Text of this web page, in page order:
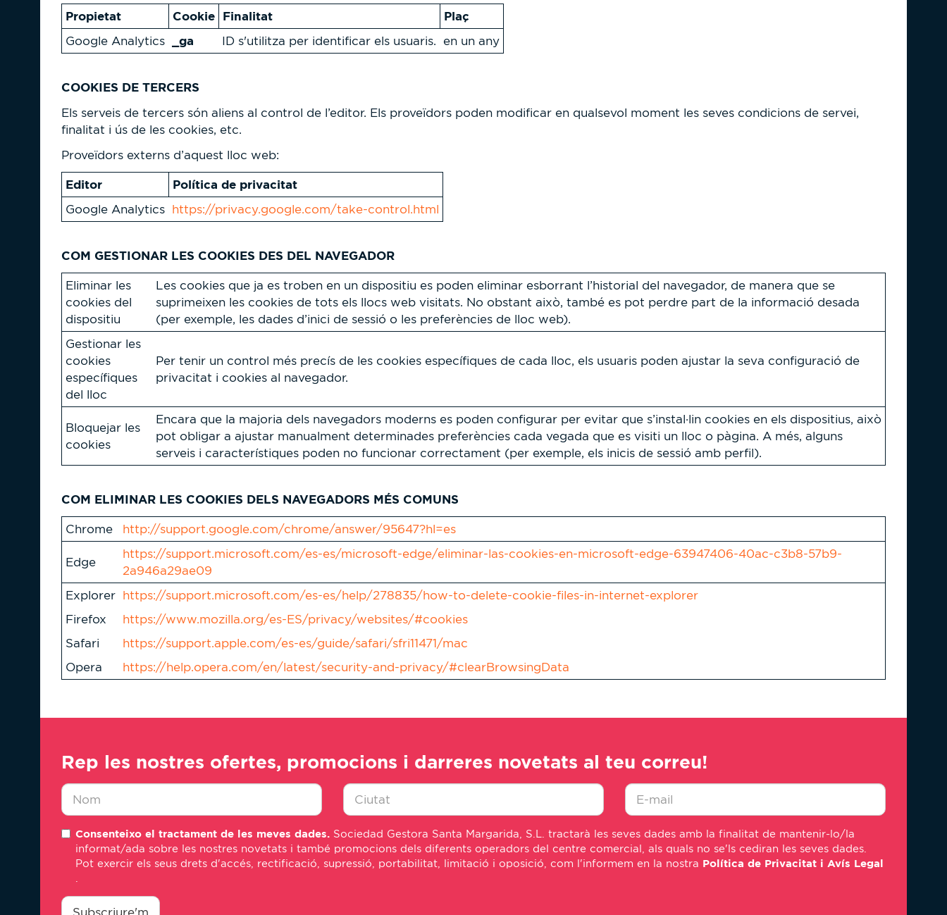
Propietat Cookie Finalitat Plaç
Google Analytics _ga ID s'utilitza per identificar els usuaris. en un any
COOKIES DE TERCERS
Els serveis de tercers són aliens al control de l’editor. Els proveïdors poden modificar en qualsevol moment les seves condicions de servei,
finalitat i ús de les cookies, etc.
Proveïdors externs d’aquest lloc web:
Editor Política de privacitat
Google Analytics https://privacy.google.com/take-control.html
COM GESTIONAR LES COOKIES DES DEL NAVEGADOR
Eliminar les
cookies del
dispositiu
Les cookies que ja es troben en un dispositiu es poden eliminar esborrant l’historial del navegador, de manera que se
suprimeixen les cookies de tots els llocs web visitats. No obstant això, també es pot perdre part de la informació desada
(per exemple, les dades d’inici de sessió o les preferències de lloc web).
Gestionar les
cookies
específiques
del lloc
Per tenir un control més precís de les cookies específiques de cada lloc, els usuaris poden ajustar la seva configuració de
privacitat i cookies al navegador.
Bloquejar les
cookies
Encara que la majoria dels navegadors moderns es poden configurar per evitar que s’instal·lin cookies en els dispositius, això
pot obligar a ajustar manualment determinades preferències cada vegada que es visiti un lloc o pàgina. A més, alguns
serveis i característiques poden no funcionar correctament (per exemple, els inicis de sessió amb perfil).
COM ELIMINAR LES COOKIES DELS NAVEGADORS MÉS COMUNS
Chrome http://support.google.com/chrome/answer/95647?hl=es
Edge
https://support.microsoft.com/es-es/microsoft-edge/eliminar-las-cookies-en-microsoft-edge-63947406-40ac-c3b8-57b9-
2a946a29ae09
Explorer
https://support.microsoft.com/es-es/help/278835/how-to-delete-cookie-files-in-internet-explorer
Firefox
https://www.mozilla.org/es-ES/privacy/websites/#cookies
Safari
https://support.apple.com/es-es/guide/safari/sfri11471/mac
Opera
https://help.opera.com/en/latest/security-and-privacy/#clearBrowsingData
Rep les nostres ofertes, promocions i darreres novetats al teu correu!
*
*
mail
Consenteixo el tractament de les meves dades. Sociedad Gestora Santa Margarida, S.L. tractarà les seves dades amb la finalitat de mantenir-lo/la
informat/ada sobre les nostres novetats i també promocions dels diferents operadors del centre comercial, als quals no se'ls cediran les seves dades.
Pot exercir els seus drets d'accés, rectificació, supressió, portabilitat, limitació i oposició, com l'informem en la nostra Política de Privacitat i Avís Legal
consentimiento
Subscriure'm